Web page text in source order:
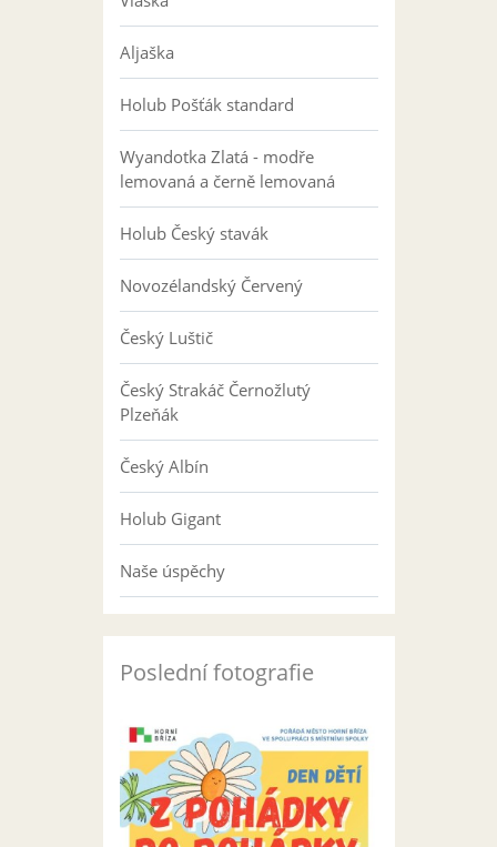
Aljaška
Holub Pošťák standard
Wyandotka Zlatá - modře
lemovaná a černě lemovaná
Holub Český stavák
Novozélandský Červený
Český Luštič
Český Strakáč Černožlutý
Plzeňák
Český Albín
Holub Gigant
Naše úspěchy
Poslední fotografie